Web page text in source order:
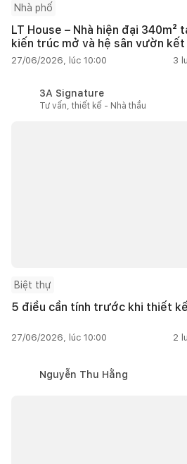
Nhà phố
LT House – Nhà hiện đại 340m²
kiến trúc mở và hệ sân vườn kết
27/06/2026, lúc 10:00 3
3A Signature
Tư vấn, thiết kế - Nhà thầu
Biệt thự
5 điều cần tính trước khi thiết
27/06/2026, lúc 10:00 2
Nguyễn Thu Hằng